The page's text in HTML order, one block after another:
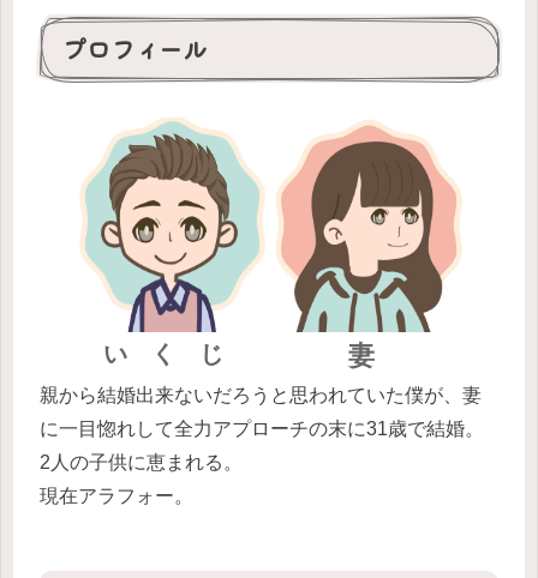
プロフィール
い く じ 妻
親から結婚出来ないだろうと思われていた僕が、妻
に一目惚れして全力アプローチの末に31歳で結婚。
2人の子供に恵まれる。
現在アラフォー。